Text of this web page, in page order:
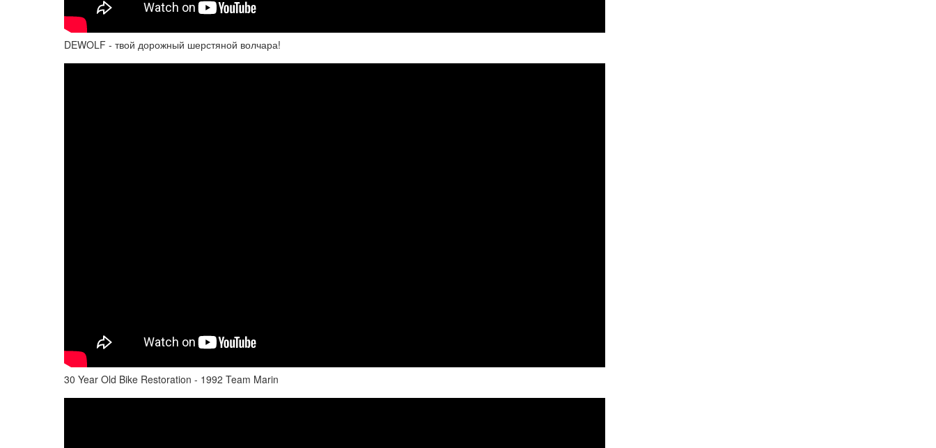
DEWOLF - твой дорожный шерстяной волчара!
30 Year Old Bike Restoration - 1992 Team Marin